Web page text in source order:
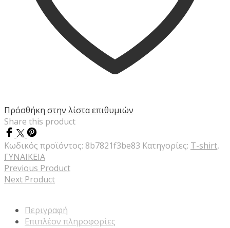
Πρόσθήκη στην λίστα επιθυμιών
Share this product
Κωδικός προϊόντος: 8b7821f3be83 Κατηγορίες: T-shirt,
ΓΥΝΑΙΚΕΙΑ
Previous Product
Next Product
Περιγραφή
Επιπλέον πληροφορίες